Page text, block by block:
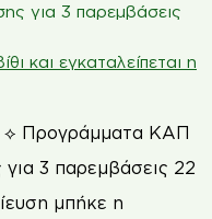
για 3 παρεμβάσεις
⟡ Προγράμματα ΚΑΠ
3 παρεμβάσεις 22
μπήκε η